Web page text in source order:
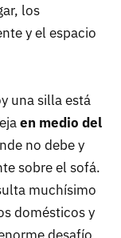
los
y el espacio
una silla está
en medio del
no debe y
sobre el sofá.
muchísimo
domésticos y